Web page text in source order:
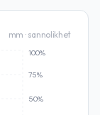
mm · sannolikhet
50%
75%
100%